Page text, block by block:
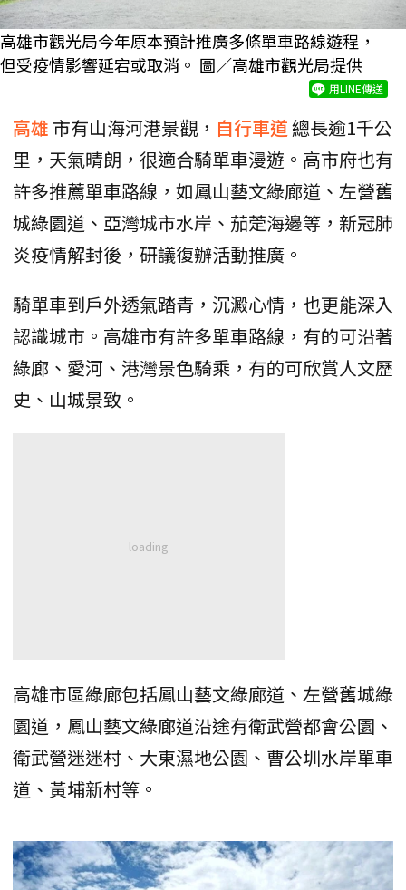
高雄市觀光局今年原本預計推廣多條單車路線遊程，
但受疫情影響延宕或取消。 圖／高雄市觀光局提供
用LINE傳送
高雄市有山海河港景觀， 自行車道總長逾1千公
里，天氣晴朗，很適合騎單車漫遊。高市府也有
許多推薦單車路線，如鳳山藝文綠廊道、左營舊
城綠園道、亞灣城市水岸、茄萣海邊等，新冠肺
炎疫情解封後，研議復辦活動推廣。
騎單車到戶外透氣踏青，沉澱心情，也更能深入
認識城市。高雄市有許多單車路線，有的可沿著
綠廊、愛河、港灣景色騎乘，有的可欣賞人文歷
史、山城景致。
高雄市區綠廊包括鳳山藝文綠廊道、左營舊城綠
園道，鳳山藝文綠廊道沿途有衛武營都會公園、
衛武營迷迷村、大東濕地公園、曹公圳水岸單車
道、黃埔新村等。